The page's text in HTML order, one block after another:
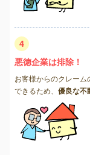
4
悪徳企業は排除！
お客様からのクレー
できるため、 優良な不